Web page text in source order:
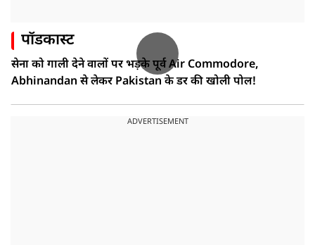
पॉडकास्ट
सेना को गाली देने वालों पर भड़के पूर्व Air Commodore,
Abhinandan से लेकर Pakistan के डर की खोली पोल!
ADVERTISEMENT